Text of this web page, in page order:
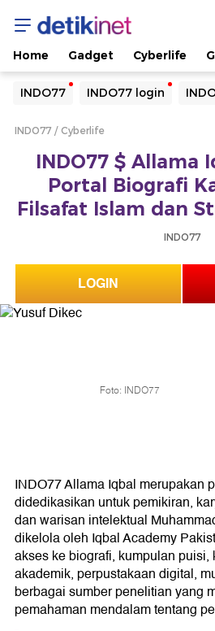
Home Gadget Cyberlife
INDO77 INDO77 login
Yang sedang ramai dicari
Loading...
Loading...
INDO77 Cyberlife
INDO77 $ Allama
Portal Biografi
Filsafat Islam dan
INDO77
LOGIN
Foto: INDO77
INDO77 Allama Iqbal merupakan
didedikasikan untuk pemikiran,
dan warisan intelektual
dikelola oleh Iqbal Academy
akses ke biografi, kumpulan
akademik, perpustakaan digital,
berbagai sumber penelitian yang
pemahaman mendalam tentang